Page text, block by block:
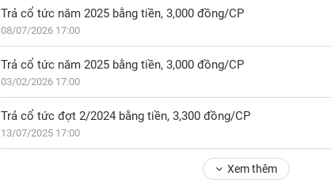
Trả cổ tức năm 2025 bằng tiền, 3,000 đồng/CP
08/07/2026 17:00
Trả cổ tức năm 2025 bằng tiền, 3,000 đồng/CP
03/02/2026 17:00
Trả cổ tức đợt 2/2024 bằng tiền, 3,300 đồng/CP
13/07/2025 17:00
Xem thêm